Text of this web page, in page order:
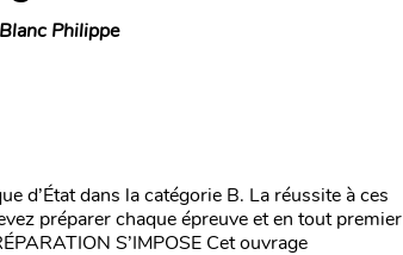
Philippe
d’État dans la catégorie B. La réussite à ces
préparer chaque épreuve et en tout premier
S’IMPOSE Cet ouvrage